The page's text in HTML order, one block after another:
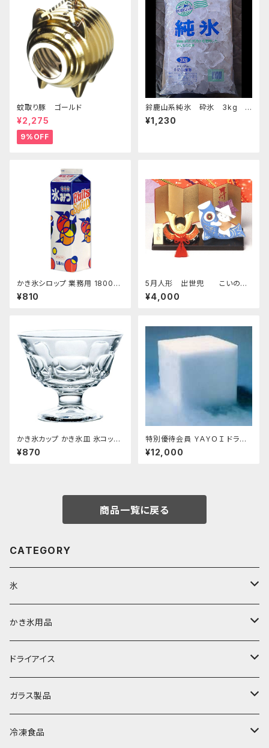
蚊取り豚 ゴールド
¥2,275
9%OFF
鈴鹿山系純氷 砕氷 3kg
おすすめ
¥1,230
かき氷シロップ 業務用 1800ｍ
L ハニー製 1.8Lパック
¥810
5月人形 出世兜 こいのぼ
り付 四日市萬古焼
¥4,000
かき氷カップ かき氷皿 氷コップ
デザートカップ、アイスクリーム
カップ 340ml 東洋佐々木ガラ
¥870
特別優待会員 ＹＡＹＯＩ ドライ
アイス 25ｋｇ
¥12,000
商品一覧に戻る
CATEGORY
氷
富士天然水の氷
丸氷
直径70mm
直径65mm
角氷
砕氷
かき氷用品
かき氷シロップ
無果汁1.8Lパック
無果汁1Lパック
かき氷機・かき氷器
かき氷カップ
ドライアイス
ドライアイス3ｋｇ
ドライアイス4ｋｇ
ガラス製品
オンザロック・グラス
冷凍食品